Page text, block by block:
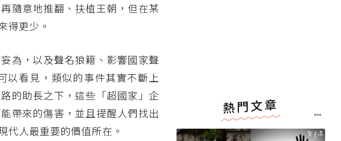
隨意地推翻、扶植王朝，但在某
得更少。
為，以及聲名狼籍、影響國家聲
以看見，類似的事件其實不斷上
的助長之下，這些「超國家」企
帶來的傷害，並且提醒人們找出
代人最重要的價值所在。
熱門文章